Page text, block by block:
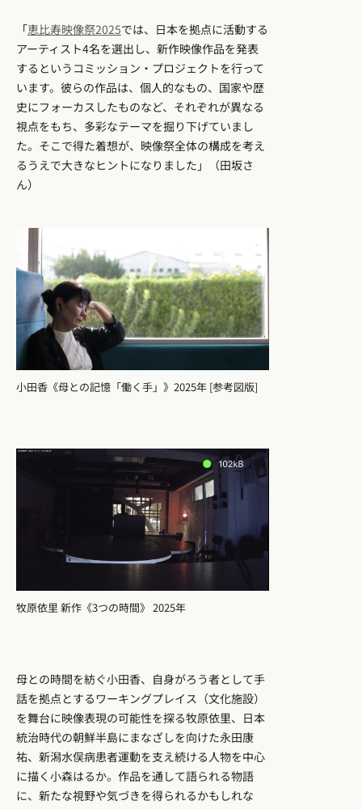
「恵比寿映像祭2025では、日本を拠点に活動する
アーティスト4名を選出し、新作映像作品を発表
するというコミッション・プロジェクトを行って
います。彼らの作品は、個人的なもの、国家や歴
史にフォーカスしたものなど、それぞれが異なる
視点をもち、多彩なテーマを掘り下げていまし
た。そこで得た着想が、映像祭全体の構成を考え
るうえで大きなヒントになりました」（田坂さ
ん）
小田香《母との記憶「働く手」》2025年 [参考図版]
牧原依里 新作《3つの時間》 2025年
母との時間を紡ぐ小田香、自身がろう者として手
話を拠点とするワーキングプレイス（文化施設）
を舞台に映像表現の可能性を探る牧原依里、日本
統治時代の朝鮮半島にまなざしを向けた永田康
祐、新潟水俣病患者運動を支え続ける人物を中心
に描く小森はるか。作品を通して語られる物語
に、新たな視野や気づきを得られるかもしれな